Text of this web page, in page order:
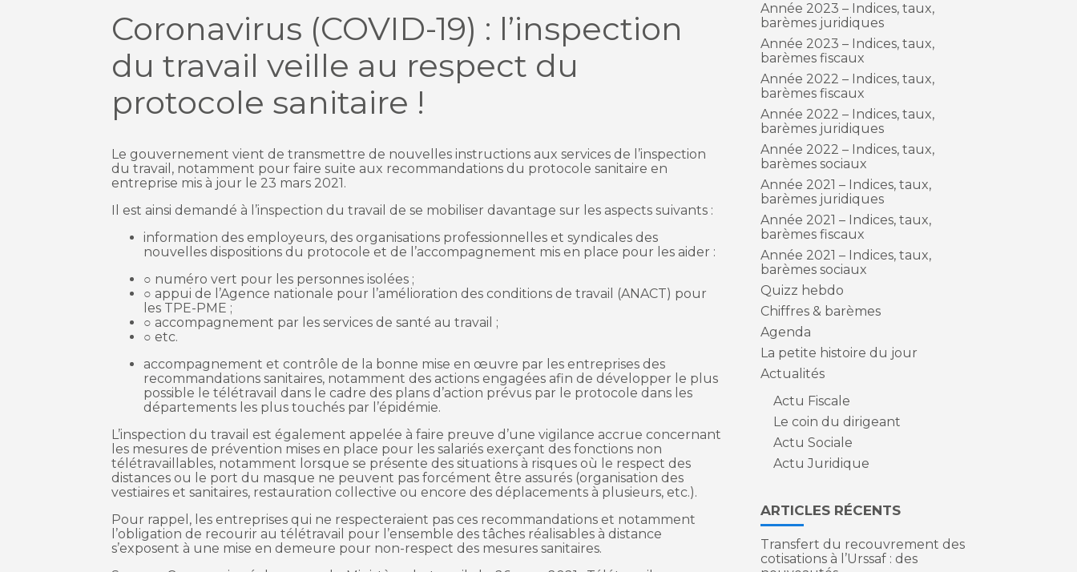
Coronavirus (COVID-19) : l’inspection
du travail veille au respect du
protocole sanitaire !
Le gouvernement vient de transmettre de nouvelles instructions aux services de l’inspection
du travail, notamment pour faire suite aux recommandations du protocole sanitaire en
entreprise mis à jour le 23 mars 2021.
Il est ainsi demandé à l’inspection du travail de se mobiliser davantage sur les aspects suivants :
information des employeurs, des organisations professionnelles et syndicales des
nouvelles dispositions du protocole et de l’accompagnement mis en place pour les aider :
○ numéro vert pour les personnes isolées ;
○ appui de l’Agence nationale pour l’amélioration des conditions de travail (ANACT) pour
les TPE-PME ;
○ accompagnement par les services de santé au travail ;
○ etc.
accompagnement et contrôle de la bonne mise en œuvre par les entreprises des
recommandations sanitaires, notamment des actions engagées afin de développer le plus
possible le télétravail dans le cadre des plans d’action prévus par le protocole dans les
départements les plus touchés par l’épidémie.
L’inspection du travail est également appelée à faire preuve d’une vigilance accrue concernant
les mesures de prévention mises en place pour les salariés exerçant des fonctions non
télétravaillables, notamment lorsque se présente des situations à risques où le respect des
distances ou le port du masque ne peuvent pas forcément être assurés (organisation des
vestiaires et sanitaires, restauration collective ou encore des déplacements à plusieurs, etc.).
Pour rappel, les entreprises qui ne respecteraient pas ces recommandations et notamment
l’obligation de recourir au télétravail pour l’ensemble des tâches réalisables à distance
s’exposent à une mise en demeure pour non-respect des mesures sanitaires.
Année 2023 – Indices, taux,
barèmes juridiques
Année 2023 – Indices, taux,
barèmes fiscaux
Année 2022 – Indices, taux,
barèmes fiscaux
Année 2022 – Indices, taux,
barèmes juridiques
Année 2022 – Indices, taux,
barèmes sociaux
Année 2021 – Indices, taux,
barèmes juridiques
Année 2021 – Indices, taux,
barèmes fiscaux
Année 2021 – Indices, taux,
barèmes sociaux
Quizz hebdo
Chiffres & barèmes
Agenda
La petite histoire du jour
Actualités
Actu Fiscale
Le coin du dirigeant
Actu Sociale
Actu Juridique
ARTICLES RÉCENTS
Transfert du recouvrement des
cotisations à l’Urssaf : des